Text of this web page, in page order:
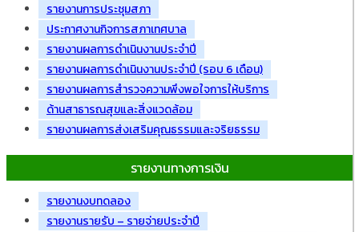
รายงานการประชุมสภา
ประกาศงานกิจการสภาเทศบาล
รายงานผลการดำเนินงานประจำปี
รายงานผลการดำเนินงานประจำปี (รอบ 6 เดือน)
รายงานผลการสำรวจความพึงพอใจการให้บริการ
ด้านสาธารณสุขและสิ่งแวดล้อม
รายงานผลการส่งเสริมคุณธรรมและจริยธรรม
รายงานทางการเงิน
รายงานงบทดลอง
รายงานรายรับ – รายจ่ายประจำปี